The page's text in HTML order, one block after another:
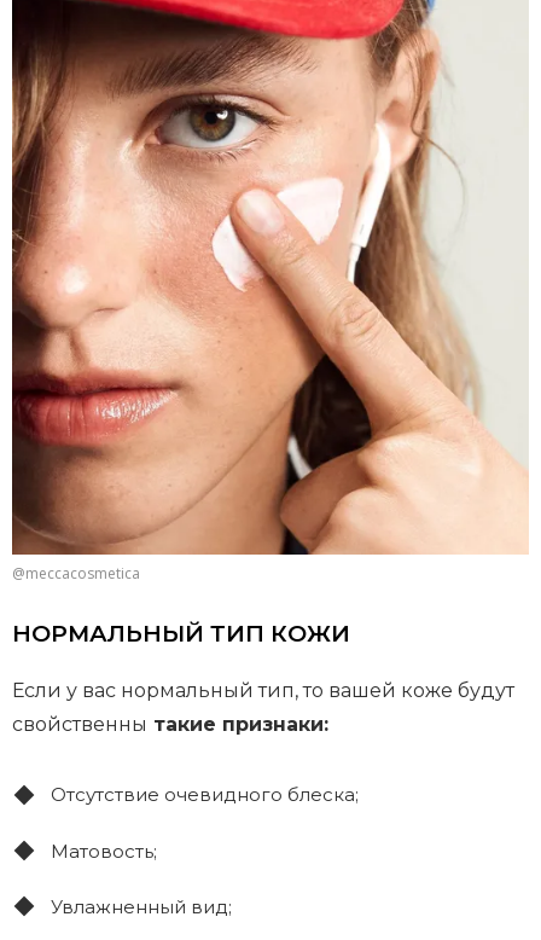
@meccacosmetica
НОРМАЛЬНЫЙ ТИП КОЖИ
Если у вас нормальный тип, то вашей коже будут
свойственны такие признаки:
Отсутствие очевидного блеска;
Матовость;
Увлажненный вид;